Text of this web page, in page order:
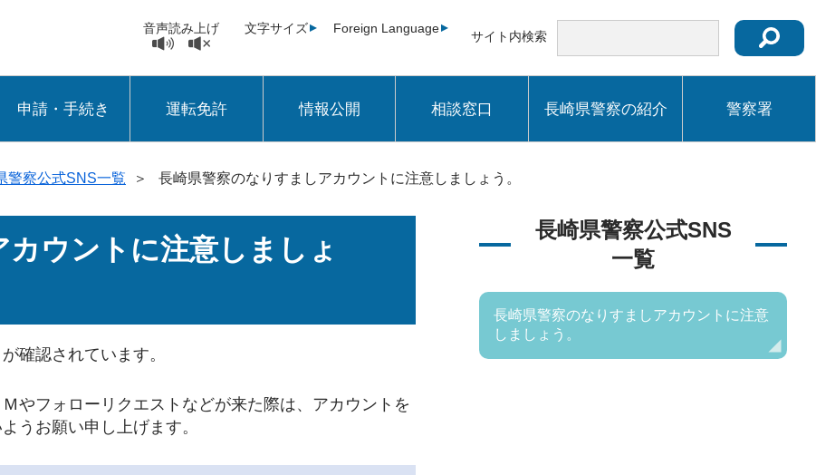
音声読み上げ 文字サイズ Foreign Language
サイト内検索
申請・手続き 運転免許 情報公開 相談窓口 長崎県警察の紹介 警察署
警察公式SNS一覧 ＞ 長崎県警察のなりすましアカウントに注意しましょう。
ウントに注意しましょ
確認されています。
やフォローリクエストなどが来た際は、アカウントを
うお願い申し上げます。
長崎県警察公式SNS
一覧
長崎県警察のなりすましアカウントに注意
しましょう。